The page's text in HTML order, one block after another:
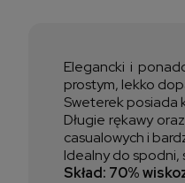
Elegancki i
prostym, lekko
Sweterek posiada
Długie rękawy
casualowych i
Idealny do spodni,
Skład: 70%